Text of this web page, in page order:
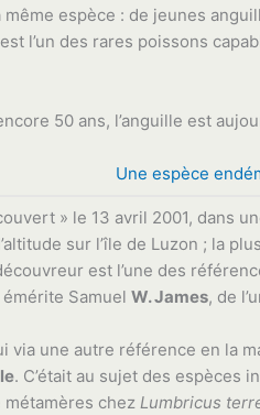
même espèce : de jeunes
l’un des rares poissons
50 ans, l’anguille est
Une espèce
» le 13 avril 2001, dans
sur l’île de Luzon ; la
est l’une des
Samuel W. James, de
via une autre référence en la
. C’était au sujet des espèces
chez Lumbricus